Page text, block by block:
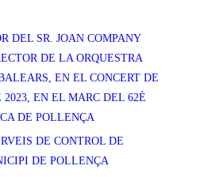
DEL SR. JOAN COMPANY
DE LA ORQUESTRA
EN EL CONCERT DE
EN EL MARC DEL 62È
DE POLLENÇA
DE CONTROL DE
DE POLLENÇA